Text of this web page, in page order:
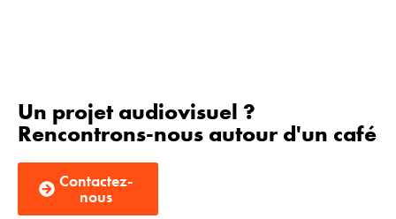
Un projet audiovisuel ?
Rencontrons-nous autour d'un café
Contactez-
nous